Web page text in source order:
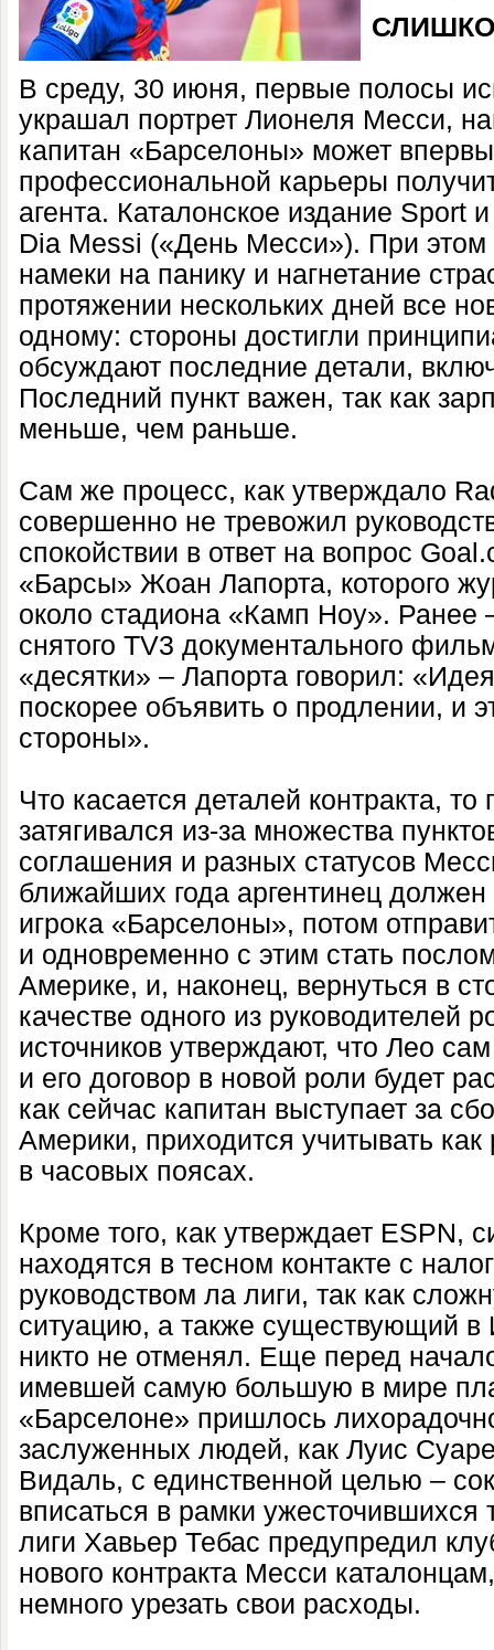
В среду, 30 июня, первые полосы
украшал портрет Лионеля Месси,
капитан «Барселоны» может
профессиональной карьеры
агента. Каталонское издание Sport
Dia Messi («День Месси»). При этом
намеки на панику и нагнетание
протяжении нескольких дней все
одному: стороны достигли
обсуждают последние детали,
Последний пункт важен, так как
меньше, чем раньше.
Сам же процесс, как утверждало
совершенно не тревожил
спокойствии в ответ на вопрос
«Барсы» Жоан Лапорта, которого
около стадиона «Камп Ноу». Ранее
снятого TV3 документального
«десятки» – Лапорта говорил:
поскорее объявить о продлении, и
стороны».
Что касается деталей контракта,
затягивался из-за множества
соглашения и разных статусов
ближайших года аргентинец должен
игрока «Барселоны», потом
и одновременно с этим стать
Америке, и, наконец, вернуться в
качестве одного из руководителей
источников утверждают, что Лео
и его договор в новой роли будет
как сейчас капитан выступает за
Америки, приходится учитывать как
в часовых поясах.
Кроме того, как утверждает ESPN,
находятся в тесном контакте с
руководством ла лиги, так как
ситуацию, а также существующий в
никто не отменял. Еще перед
имевшей самую большую в мире
«Барселоне» пришлось
заслуженных людей, как Луис
Видаль, с единственной целью –
вписаться в рамки ужесточившихся
лиги Хавьер Тебас предупредил
нового контракта Месси
немного урезать свои расходы.